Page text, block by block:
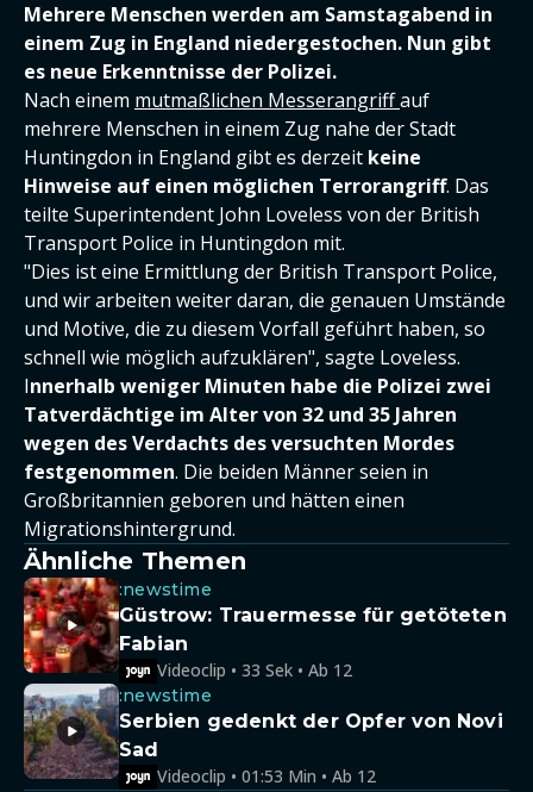
Mehrere Menschen werden am Samstagabend in
einem Zug in England niedergestochen. Nun gibt
es neue Erkenntnisse der Polizei.
Nach einem mutmaßlichen Messerangriffauf
mehrere Menschen in einem Zug nahe der Stadt
Huntingdon in England gibt es derzeit keine
Hinweise auf einen möglichen Terrorangriff. Das
teilte Superintendent John Loveless von der British
Transport Police in Huntingdon mit.
"Dies ist eine Ermittlung der British Transport Police,
und wir arbeiten weiter daran, die genauen Umstände
und Motive, die zu diesem Vorfall geführt haben, so
schnell wie möglich aufzuklären", sagte Loveless.
Innerhalb weniger Minuten habe die Polizei zwei
Tatverdächtige im Alter von 32 und 35 Jahren
wegen des Verdachts des versuchten Mordes
festgenommen. Die beiden Männer seien in
Großbritannien geboren und hätten einen
Migrationshintergrund.
Ähnliche Themen
:newstime
Güstrow: Trauermesse für getöteten
Fabian
Videoclip • 33 Sek • Ab 12
:newstime
Serbien gedenkt der Opfer von Novi
Sad
Videoclip • 01:53 Min • Ab 12